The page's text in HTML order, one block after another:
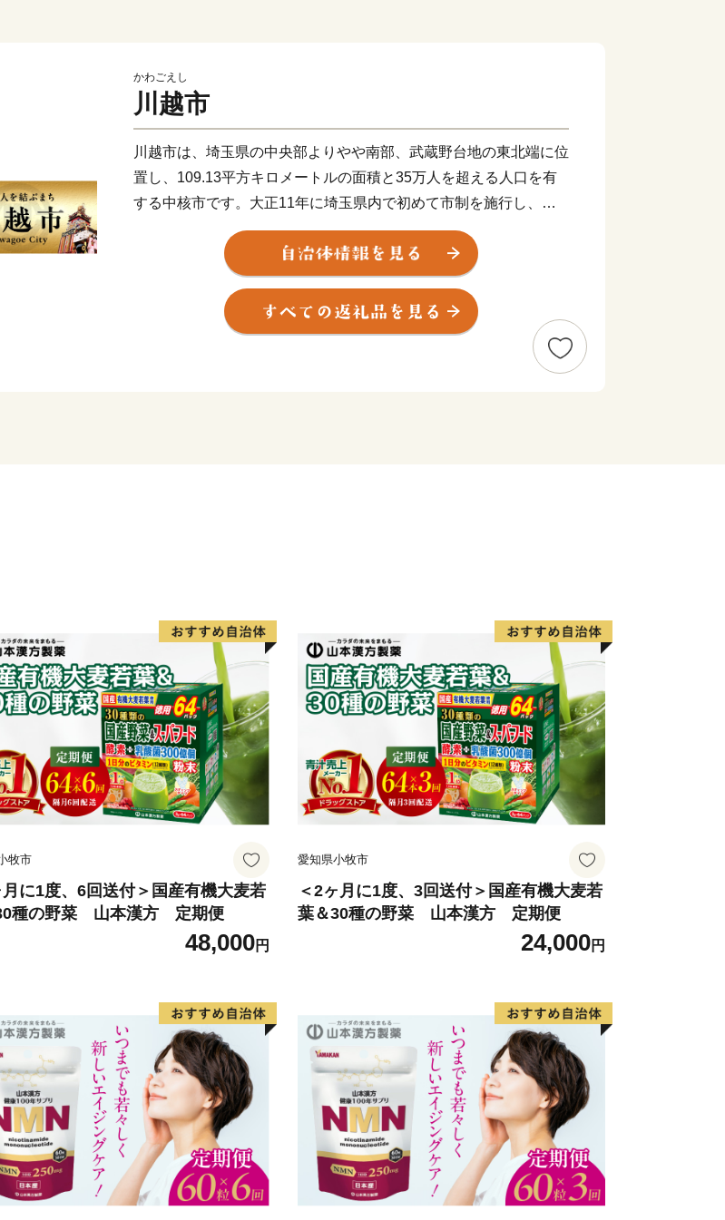
かわごえし
川越市
川越市は、埼玉県の中央部よりやや南部、武蔵野台地の東北端に位
置し、109.13平方キロメートルの面積と35万人を超える人口を有
する中核市です。大正11年に埼玉県内で初めて市制を施行し、令
和4年に市制施行100周年を迎えます。
遠く古代より交通の要衝、入間地域の政治の中心として発展してき
た川越は、平安時代には桓武平氏の流れをくむ武蔵武士の河越氏が
館を構え勢力を伸ばしました。室町時代には、河越城を築城した太
田道真・道灌父子の活躍により、扇谷上杉氏（おうぎがやつうえす
川越市は、「人がつながり、魅力があふれ、だれもが住み続けたい
まち 川越」を将来都市像に、さまざまな施策を着実に進めていく
ことで、その実現に向けて取り組んでいます。
川越市にゆかりのある方、川越市を応援したい方
ご支援をよろしくお願いします。
牧市
月に1度、6回送付＞国産有機大麦若
種の野菜 山本漢方 定期便
48,000円
愛知県小牧市
＜2ヶ月に1度、3回送付＞国産有機大麦若
葉＆30種の野菜 山本漢方 定期便
24,000円